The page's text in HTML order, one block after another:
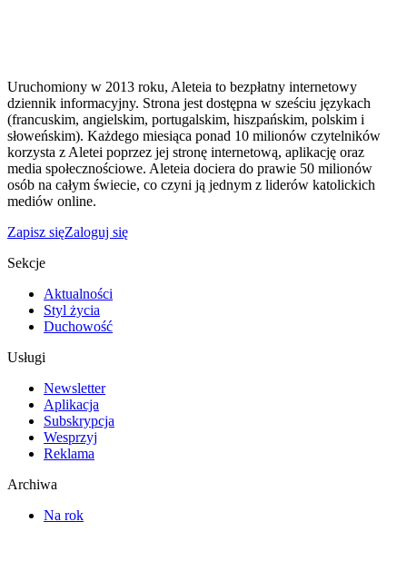
Uruchomiony w 2013 roku, Aleteia to bezpłatny internetowy
dziennik informacyjny. Strona jest dostępna w sześciu językach
(francuskim, angielskim, portugalskim, hiszpańskim, polskim i
słoweńskim). Każdego miesiąca ponad 10 milionów czytelników
korzysta z Aletei poprzez jej stronę internetową, aplikację oraz
media społecznościowe. Aleteia dociera do prawie 50 milionów
osób na całym świecie, co czyni ją jednym z liderów katolickich
mediów online.
Zapisz sięZaloguj się
Sekcje
Aktualności
Styl życia
Duchowość
Usługi
Newsletter
Aplikacja
Subskrypcja
Wesprzyj
Reklama
Archiwa
Na rok